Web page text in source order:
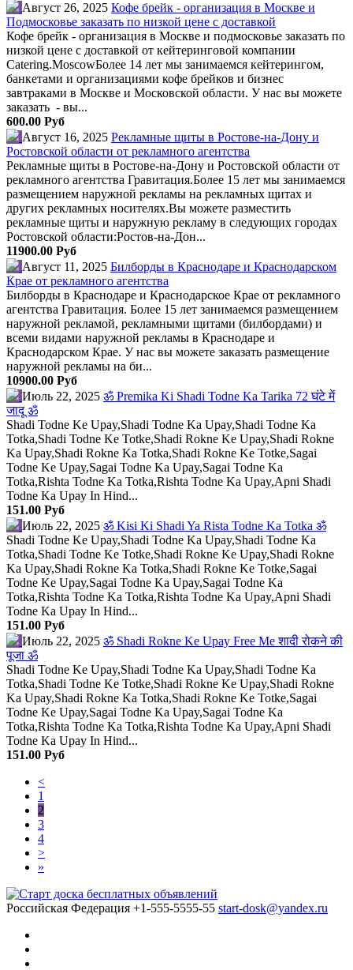
Август 26, 2025 Кофе брейк - организация в Москве и
Подмосковье заказать по низкой цене с доставкой
Кофе брейк - организация в Москве и подмосковье заказать по
низкой цене с доставкой от кейтеринговой компании
Catering.MoscowБолее 14 лет мы занимаемся кейтерингом,
банкетами и организациями кофе брейков и бизнес
завтраками в Москве и Московской области. У нас вы можете
заказать - вы...
600.00 Руб
Август 16, 2025 Рекламные щиты в Ростове-на-Дону и
Ростовской области от рекламного агентства
Рекламные щиты в Ростове-на-Дону и Ростовской области от
рекламного агентства Гравитация.Более 15 лет мы занимаемся
размещением наружной рекламы на рекламных щитах и
других рекламных носителях.Вы можете разместить
рекламные щиты и наружную рекламу в следующих городах
Ростовской области:Ростов-на-Дон...
11900.00 Руб
Август 11, 2025 Билборды в Краснодаре и Краснодарском
Крае от рекламного агентства
Билборды в Краснодаре и Краснодарское Крае от рекламного
агентства Гравитация. Более 15 лет занимаемся размещением
наружной рекламой, рекламными щитами (билбордами) и
всеми видами наружной рекламы в Краснодаре и
Краснодарском Крае. У нас вы можете заказать размещение
наружной рекламы на би...
10900.00 Руб
Июль 22, 2025 ॐ Premika Ki Shadi Todne Ka Tarika 72 घंटे में
जादू ॐ
Shadi Todne Ke Upay,Shadi Todne Ka Upay,Shadi Todne Ka
Totka,Shadi Todne Ke Totke,Shadi Rokne Ke Upay,Shadi Rokne
Ka Upay,Shadi Rokne Ka Totka,Shadi Rokne Ke Totke,Sagai
Todne Ke Upay,Sagai Todne Ka Upay,Sagai Todne Ka
Totka,Rishta Todne Ka Totka,Rishta Todne Ka Upay,Apni Shadi
Todne Ka Upay In Hind...
151.00 Руб
Июль 22, 2025 ॐ Kisi Ki Shadi Ya Rista Todne Ka Totka ॐ
Shadi Todne Ke Upay,Shadi Todne Ka Upay,Shadi Todne Ka
Totka,Shadi Todne Ke Totke,Shadi Rokne Ke Upay,Shadi Rokne
Ka Upay,Shadi Rokne Ka Totka,Shadi Rokne Ke Totke,Sagai
Todne Ke Upay,Sagai Todne Ka Upay,Sagai Todne Ka
Totka,Rishta Todne Ka Totka,Rishta Todne Ka Upay,Apni Shadi
Todne Ka Upay In Hind...
151.00 Руб
Июль 22, 2025 ॐ Shadi Rokne Ke Upay Free Me शादी रोकने की
पूजा ॐ
Shadi Todne Ke Upay,Shadi Todne Ka Upay,Shadi Todne Ka
Totka,Shadi Todne Ke Totke,Shadi Rokne Ke Upay,Shadi Rokne
Ka Upay,Shadi Rokne Ka Totka,Shadi Rokne Ke Totke,Sagai
Todne Ke Upay,Sagai Todne Ka Upay,Sagai Todne Ka
Totka,Rishta Todne Ka Totka,Rishta Todne Ka Upay,Apni Shadi
Todne Ka Upay In Hind...
151.00 Руб
<
1
2
3
4
>
»
Российская Федерация +1-555-5555-55 start-dosk@yandex.ru